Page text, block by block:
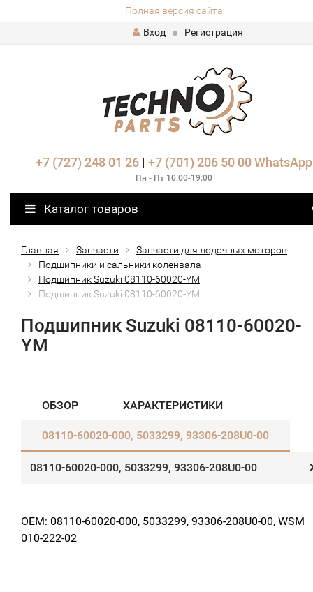
Полная версия сайта
Вход
Регистрация
+7 (727) 248 01 26| +7 (701) 206 50 00 WhatsApp
Пн - Пт 10:00-19:00
Каталог товаров
Главная Запчасти
Запчасти для лодочных моторов
Подшипники и сальники коленвала
Подшипник Suzuki 08110-60020-YM
Подшипник Suzuki 08110-60020-YM
Подшипник Suzuki 08110-60020-
YM
ОБЗОР ХАРАКТЕРИСТИКИ
08110-60020-000, 5033299, 93306-208U0-00
08110-60020-000, 5033299, 93306-208U0-00
OEM: 08110-60020-000, 5033299, 93306-208U0-00, WSM
010-222-02